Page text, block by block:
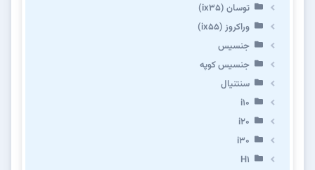
توسان (ix35)
وراکروز (ix55)
جنسیس
جنسیس کوپه
سنتنیال
i10
i20
i30
H1